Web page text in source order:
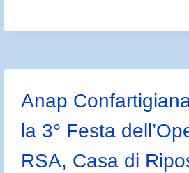
Anap
la 3° Festa
RSA, Casa di